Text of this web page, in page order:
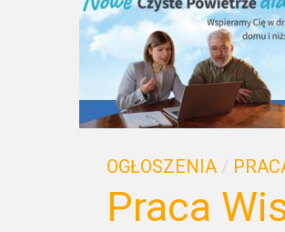
OGŁOSZENIA /
Praca